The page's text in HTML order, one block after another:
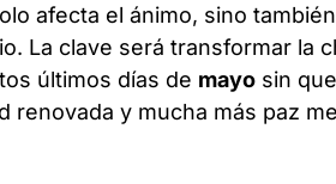
afecta el ánimo, sino
La clave será transformar la
últimos días de mayo sin
renovada y mucha más paz